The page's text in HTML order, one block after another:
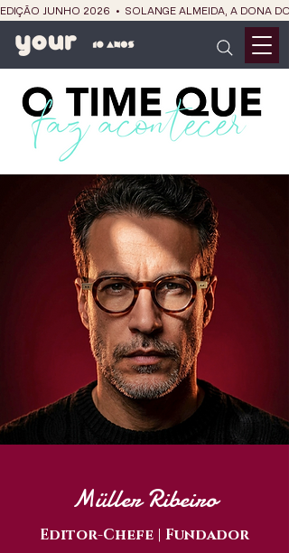
EDIÇÃO JUNHO 2026  •  SOLANGE ALMEIDA, A DONA
Müller Ribeiro
Editor-Chefe | Fundador